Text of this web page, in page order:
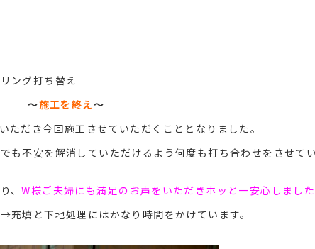
ング打ち替え
〜施工を終え〜
だき今回施工させていただくこととなりました。
も不安を解消していただけるよう何度も打ち合わせをさせて
、W様ご夫婦にも満足のお声をいただきホッと一安心しまし
填と下地処理にはかなり時間をかけています。